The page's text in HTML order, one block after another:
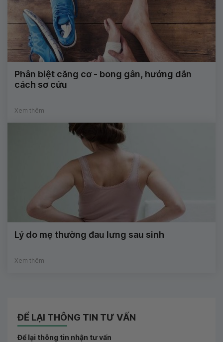
Phân biệt căng cơ - bong gân, hướng dẫn
cách sơ cứu
Xem thêm
Lý do mẹ thường đau lưng sau sinh
Xem thêm
ĐỂ LẠI THÔNG TIN TƯ VẤN
Để lại thông tin nhận tư vấn